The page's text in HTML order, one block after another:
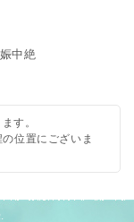
中絶
す。
位置にございま